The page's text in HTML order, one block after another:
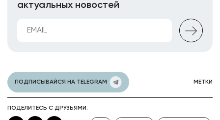
актуальных новостей
ПОДПИСЫВАЙСЯ НА TELEGRAM МЕТКИ
ПОДЕЛИТЕСЬ С ДРУЗЬЯМИ: